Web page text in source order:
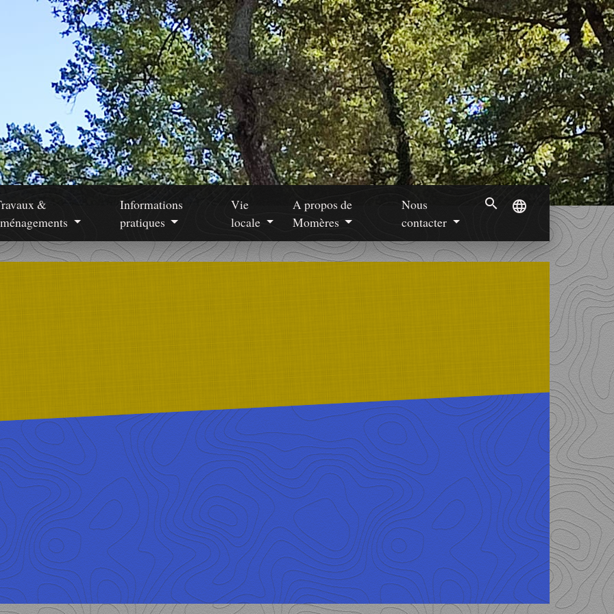
&
Informations
pratiques
Vie
locale
A propos de
Momères
Nous
contacter
search language